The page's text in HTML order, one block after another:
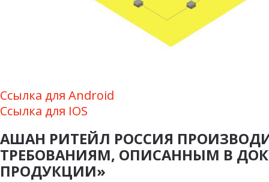
Ссылка для Android
Ссылка для IOS
АШАН РИТЕЙЛ РОССИЯ
ТРЕБОВАНИЯМ, ОПИСАННЫМ В
ПРОДУКЦИИ»